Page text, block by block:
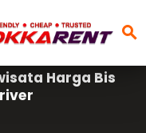
search
Harga Bis